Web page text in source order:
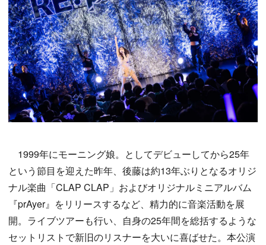
1999年にモーニング娘。としてデビューしてから25年
という節目を迎えた昨年、後藤は約13年ぶりとなるオリジ
ナル楽曲「CLAP CLAP」およびオリジナルミニアルバム
『prAyer』をリリースするなど、精力的に音楽活動を展
開。ライブツアーも行い、自身の25年間を総括するような
セットリストで新旧のリスナーを大いに喜ばせた。本公演